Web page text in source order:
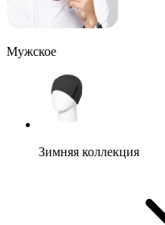
Мужское
Зимняя коллекция